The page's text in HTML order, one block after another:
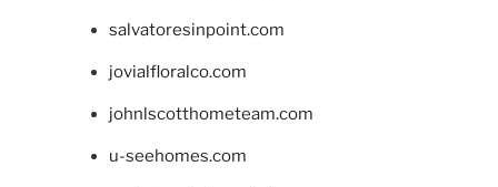
salvatoresinpoint.com
jovialfloralco.com
johnlscotthometeam.com
u-seehomes.com